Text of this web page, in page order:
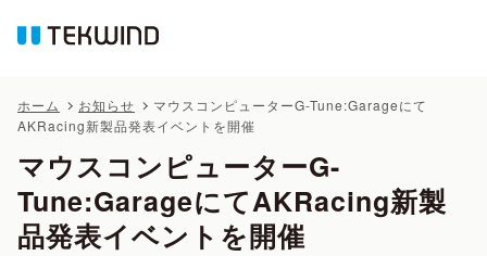
ホーム お知らせ
マウスコンピューターG-Tune:Garageにて
AKRacing新製品発表イベントを開催
マウスコンピューターG-
Tune:GarageにてAKRacing新製
品発表イベントを開催